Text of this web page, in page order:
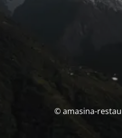
© amasina-